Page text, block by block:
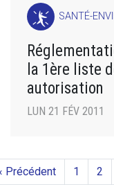
SANTÉ-
la 1ère liste
autorisation
LUN 21 FÉV 2011
Précédent 1 2